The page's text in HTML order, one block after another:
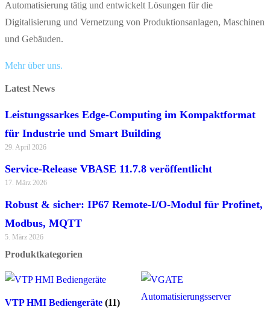
Automatisierung tätig und entwickelt Lösungen für die
Digitalisierung und Vernetzung von Produktionsanlagen, Maschinen
und Gebäuden.
Mehr über uns.
Latest News
Leistungssarkes Edge-Computing im Kompaktformat
für Industrie und Smart Building
29. April 2026
Service-Release VBASE 11.7.8 veröffentlicht
17. März 2026
Robust & sicher: IP67 Remote-I/O-Modul für Profinet,
Modbus, MQTT
5. März 2026
Produktkategorien
VTP HMI Bediengeräte (11)